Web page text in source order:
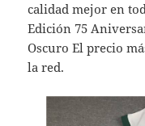
calidad mejor en
Edición 75
Oscuro El precio
la red.